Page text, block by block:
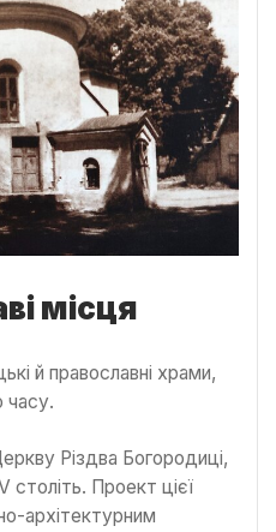
місця
й православні храми,
часу.
Різдва Богородиці,
Проект цієї
архітектурним